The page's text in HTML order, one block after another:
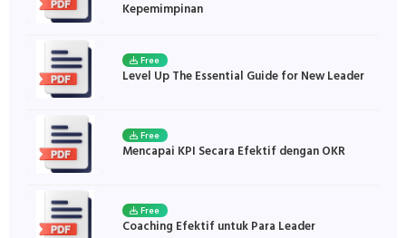
Kepemimpinan
Free
Level Up The Essential Guide for New Leader
Free
Mencapai KPI Secara Efektif dengan OKR
Free
Coaching Efektif untuk Para Leader